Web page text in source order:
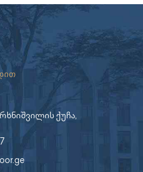
ქუჩა,